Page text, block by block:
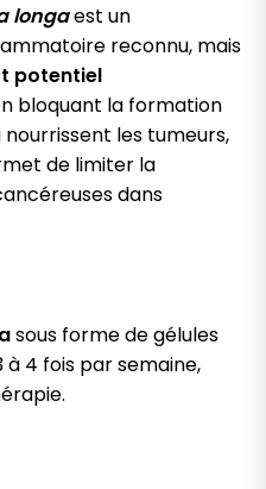
longaest un
reconnu, mais
potentiel
bloquant la formation
nourrissent les tumeurs,
de limiter la
dans
sous forme de gélules
à 4 fois par semaine,